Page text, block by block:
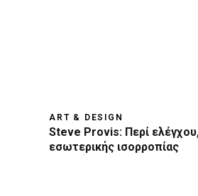
ART & DESIGN
Steve Provis: Περί
εσωτερικής ισορροπίας